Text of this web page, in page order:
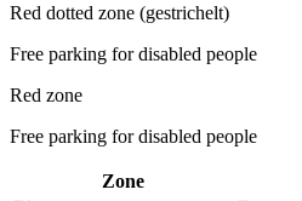
Red dotted zone (gestrichelt)
Free parking for disabled people
Red zone
Free parking for disabled people
Zone